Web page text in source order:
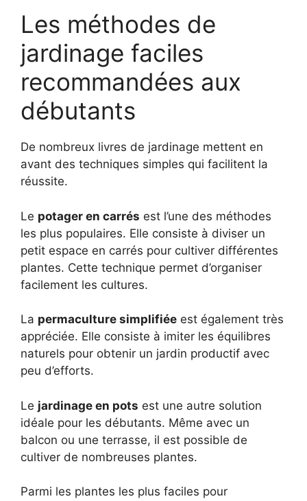
Les méthodes de
jardinage faciles
recommandées aux
débutants
De nombreux livres de jardinage mettent en
avant des techniques simples qui facilitent la
réussite.
Le potager en carrés est l’une des méthodes
les plus populaires. Elle consiste à diviser un
petit espace en carrés pour cultiver différentes
plantes. Cette technique permet d’organiser
facilement les cultures.
La permaculture simplifiée est également très
appréciée. Elle consiste à imiter les équilibres
naturels pour obtenir un jardin productif avec
peu d’efforts.
Le jardinage en pots est une autre solution
idéale pour les débutants. Même avec un
balcon ou une terrasse, il est possible de
cultiver de nombreuses plantes.
Parmi les plantes les plus faciles pour